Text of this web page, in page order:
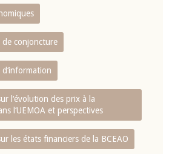
conjoncture
l‘évolution des prix à la
l‘UEMOA et perspectives
les états financiers de la BCEAO